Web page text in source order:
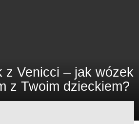
z Venicci – jak wózek
z Twoim dzieckiem?